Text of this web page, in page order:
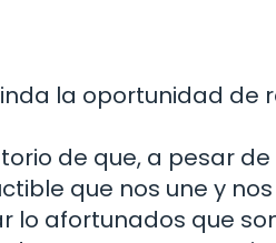
la oportunidad de
de que, a pesar
que nos une y nos
afortunados que